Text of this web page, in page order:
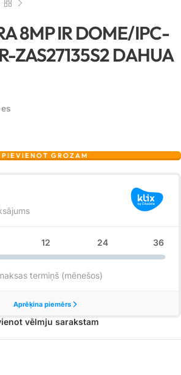
8MP IR DOME/IPC-
ZAS27135S2 DAHUA
PIEVIENOT GROZAM
vēlmju sarakstam